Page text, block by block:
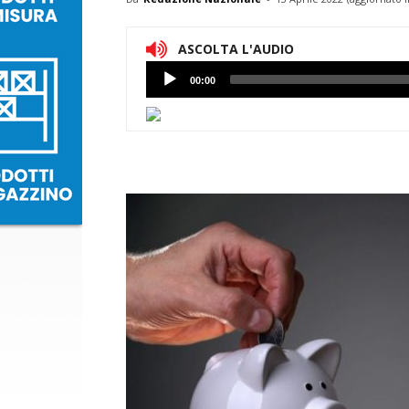
ASCOLTA L'AUDIO
Lettore
Audio
00:00